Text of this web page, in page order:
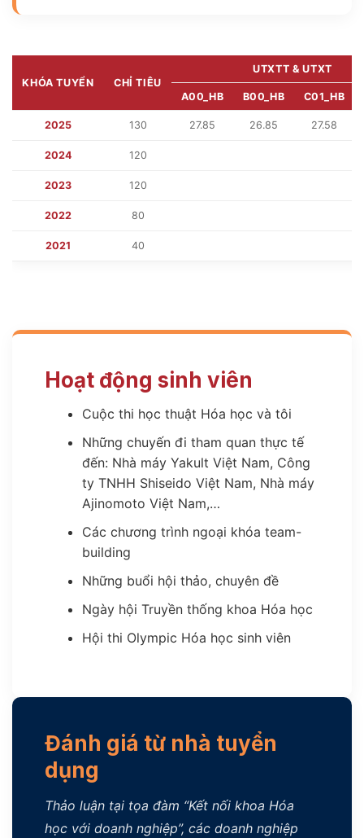
KHÓA TUYỂN CHỈ TIÊU
UTXTT & UTXT
A00_HB B00_HB C01_HB
2025 130 27.85 26.85 27.58
2024 120
2023 120
2022 80
2021 40
Hoạt động sinh viên
Cuộc thi học thuật Hóa học và tôi
Những chuyến đi tham quan thực tế
đến: Nhà máy Yakult Việt Nam, Công
ty TNHH Shiseido Việt Nam, Nhà máy
Ajinomoto Việt Nam,…
Các chương trình ngoại khóa team-
building
Những buổi hội thảo, chuyên đề
Ngày hội Truyền thống khoa Hóa học
Hội thi Olympic Hóa học sinh viên
Đánh giá từ nhà tuyển
dụng
Thảo luận tại tọa đàm “Kết nối khoa Hóa
học với doanh nghiệp”, các doanh nghiệp